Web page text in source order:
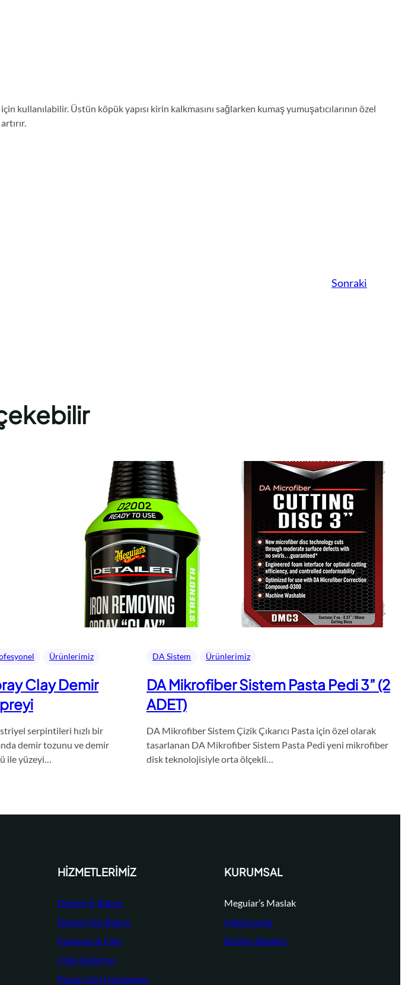
kullanılabilir. Üstün köpük yapısı kirin kalkmasını sağlarken kumaş yumuşatıcılarının özel
Sonraki
Ürünlerimiz
Clay Demir
serpintileri hızlı bir
demir tozunu ve demir
ile yüzeyi…
DA Sistem Ürünlerimiz
DA Mikrofiber Sistem Pasta Pedi 3” (2
ADET)
DA Mikrofiber Sistem Çizik Çıkarıcı Pasta için özel olarak
tasarlanan DA Mikrofiber Sistem Pasta Pedi yeni mikrofiber
disk teknolojisiyle orta ölçekli…
HIZMETLERIMIZ
Detaylı İç Bakım
Detaylı Dış Bakım
Kaplama & Film
Çizik Giderme
Pasta Cila Uygulaması
KURUMSAL
Meguiar’s Maslak
Hakkımızda
İletişim Bilgileri